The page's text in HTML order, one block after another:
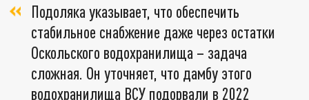
Подоляка указывает, что обеспечить
стабильное снабжение даже через остатки
Оскольского водохранилища – задача
сложная. Он уточняет, что дамбу этого
водохранилища ВСУ подорвали в 2022